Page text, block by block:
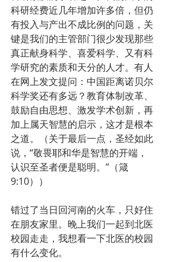
科研经费近几年增加许多倍，但仍
有投入与产出不成比例的问题，关
键是我们的主管部门很少发现那些
真正献身科学、喜爱科学、又有科
学研究的素质和天分的人才。有人
在网上发文提问：中国距离诺贝尔
科学奖还有多远？教育体制改革、
鼓励自由思想、激发学术创新，再
加上属天智慧的启示，这才是根本
之道。（关于最后一点，圣经如此
说，“敬畏耶和华是智慧的开端，
认识至圣者便是聪明。”（箴
9:10））
错过了当日回河南的火车，只好住
在朋友家里。晚上我们一起到北医
校园走走，我想看一下北医的校园
有什么变化。